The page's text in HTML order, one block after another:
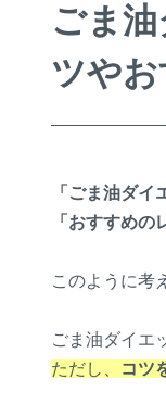
ごま
ツや
「ごま油ダ
「おすすめ
このように考
ごま油ダイエ
ただし、
コツ